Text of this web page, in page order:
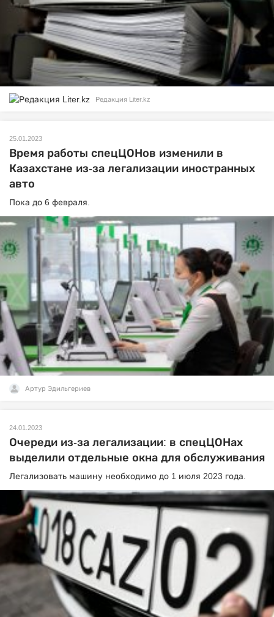
Редакция Liter.kz
25.01.2023
Время работы спецЦОНов изменили в
Казахстане из-за легализации иностранных
авто
Пока до 6 февраля.
Артур Эдильгериев
24.01.2023
Очереди из-за легализации: в спецЦОНах
выделили отдельные окна для обслуживания
Легализовать машину необходимо до 1 июля 2023 года.